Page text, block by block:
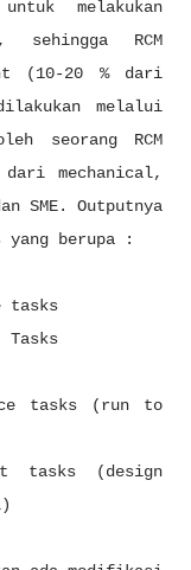
melakukan
RCM
(10-20 % dari
melalui
seorang RCM
mechanical,
SME. Outputnya
yang berupa :
tasks
tasks (run to
(design